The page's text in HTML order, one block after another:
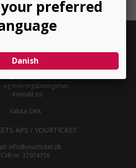
INFORMATION
-Om YourTicket
Bliv arrangør
-Arrangør login
-Donationer
og leveringsbetingelser
- Kontakt os
Valuta: DKK
APS / YOURTICKET
info@yourticket.dk
CVR-nr: 37074756